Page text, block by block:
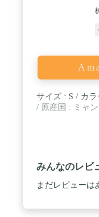
サイズ : S / カ
/ 原産国 : ミャ
みんなのレビ
まだレビューは